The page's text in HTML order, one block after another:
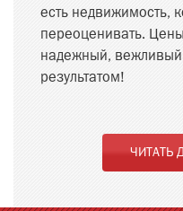
есть недвижимость,
переоценивать.
надежный, вежливый
результатом!
ЧИТАТЬ